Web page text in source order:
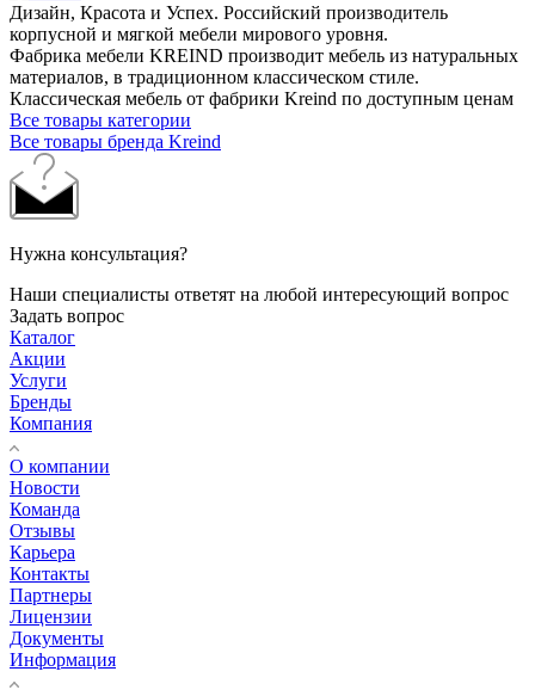
Дизайн, Красота и Успех. Российский производитель
корпусной и мягкой мебели мирового уровня.
Фабрика мебели KREIND производит мебель из натуральных
материалов, в традиционном классическом стиле.
Классическая мебель от фабрики Kreind по доступным ценам
Все товары категории
Все товары бренда Kreind
Нужна консультация?
Наши специалисты ответят на любой интересующий вопрос
Задать вопрос
Каталог
Акции
Услуги
Бренды
Компания
О компании
Новости
Команда
Отзывы
Карьера
Контакты
Партнеры
Лицензии
Документы
Информация